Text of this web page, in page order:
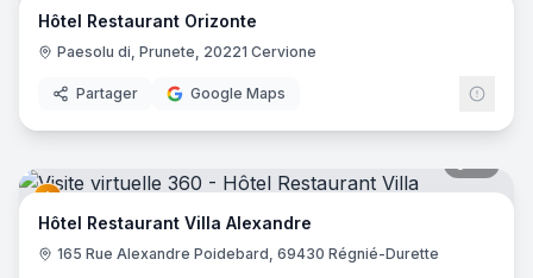
Hôtel Restaurant Orizonte
Paesolu di, Prunete, 20221 Cervione
Partager Google Maps
Hôtel Restaurant Villa Alexandre
165 Rue Alexandre Poidebard, 69430 Régnié-Durette